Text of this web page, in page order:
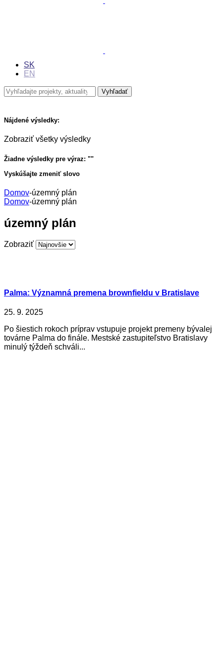
SK
EN
Nájdené výsledky:
Zobraziť všetky výsledky
Žiadne výsledky pre výraz: ""
Vyskúšajte zmeniť slovo
Domov-územný plán
Domov-územný plán
územný plán
Zobraziť
Palma: Významná premena brownfieldu v Bratislave
25. 9. 2025
Po šiestich rokoch príprav vstupuje projekt premeny bývalej
továrne Palma do finále. Mestské zastupiteľstvo Bratislavy
minulý týždeň schváli...